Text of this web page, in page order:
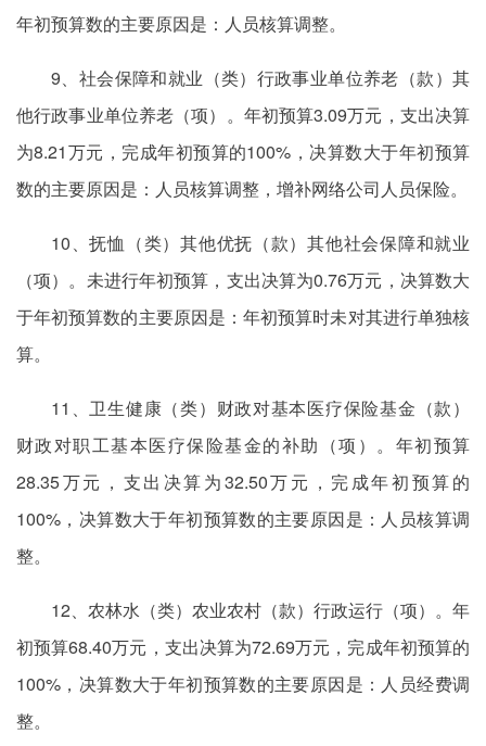
年初预算数的主要原因是：人员核算调整。
9、社会保障和就业（类）行政事业单位养老（款）其
他行政事业单位养老（项）。年初预算3.09万元，支出决算
为8.21万元，完成年初预算的100%，决算数大于年初预算
数的主要原因是：人员核算调整，增补网络公司人员保险。
10、抚恤（类）其他优抚（款）其他社会保障和就业
（项）。未进行年初预算，支出决算为0.76万元，决算数大
于年初预算数的主要原因是：年初预算时未对其进行单独核
算。
11、卫生健康（类）财政对基本医疗保险基金（款）
财政对职工基本医疗保险基金的补助（项）。年初预算
28.35万元，支出决算为32.50万元，完成年初预算的
100%，决算数大于年初预算数的主要原因是：人员核算调
整。
12、农林水（类）农业农村（款）行政运行（项）。年
初预算68.40万元，支出决算为72.69万元，完成年初预算的
100%，决算数大于年初预算数的主要原因是：人员经费调
整。